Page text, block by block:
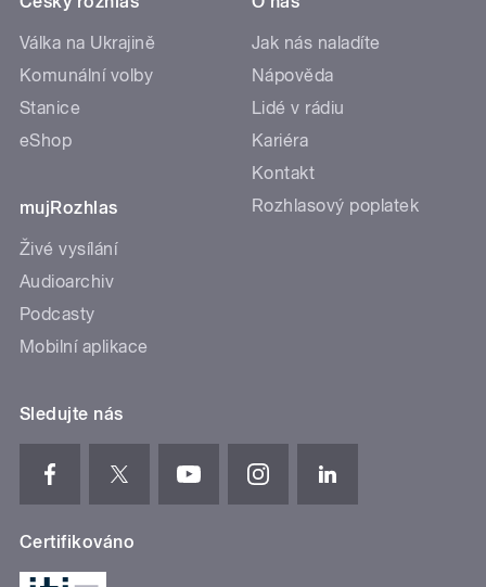
Válka na Ukrajině
Komunální volby
Stanice
eShop
mujRozhlas
Živé vysílání
Audioarchiv
Podcasty
Mobilní aplikace
Jak nás naladíte
Nápověda
Lidé v rádiu
Kariéra
Kontakt
Rozhlasový poplatek
Sledujte nás
Certifikováno